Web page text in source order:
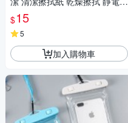
塵 相機鏡頭 精密儀器清潔 一本
約50張
$15
5
加入購物車